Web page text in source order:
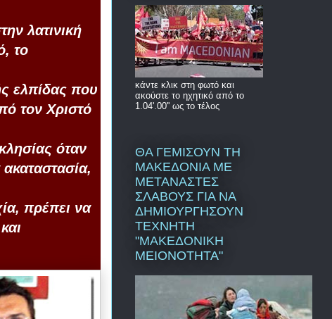
λατινική
το
ελπίδας που
τον Χριστό
όταν
πρέπει να
κάντε κλικ στη φωτό και
ακούστε το ηχητικό από το
1.04'.00'' ως το τέλος
ΘΑ ΓΕΜΙΣΟΥΝ ΤΗ
ΜΑΚΕΔΟΝΙΑ ΜΕ
ΜΕΤΑΝΑΣΤΕΣ
ΣΛΑΒΟΥΣ ΓΙΑ ΝΑ
ΔΗΜΙΟΥΡΓΗΣΟΥΝ
ΤΕΧΝΗΤΗ
"ΜΑΚΕΔΟΝΙΚΗ
ΜΕΙΟΝΟΤΗΤΑ"